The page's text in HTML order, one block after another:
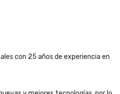
con 25 años de experiencia en